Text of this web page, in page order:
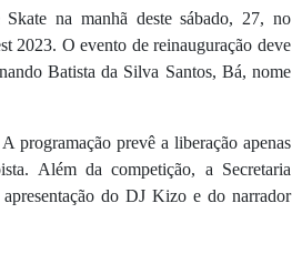
na manhã deste sábado, 27, no
2023. O evento de reinauguração deve
Batista da Silva Santos, Bá, nome
A programação prevê a liberação apenas
Além da competição, a Secretaria
do DJ Kizo e do narrador